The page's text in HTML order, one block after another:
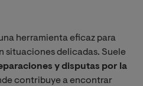
herramienta eficaz para
situaciones delicadas. Suele
y disputas por la
contribuye a encontrar